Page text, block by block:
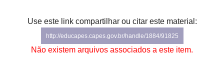
Gabinete de Segurança Institucional
Advocacia-Geral da União
Use este link compartilhar ou citar este material:
http://educapes.capes.gov.br/handle/1884/91825
Não existem arquivos associados a este item.